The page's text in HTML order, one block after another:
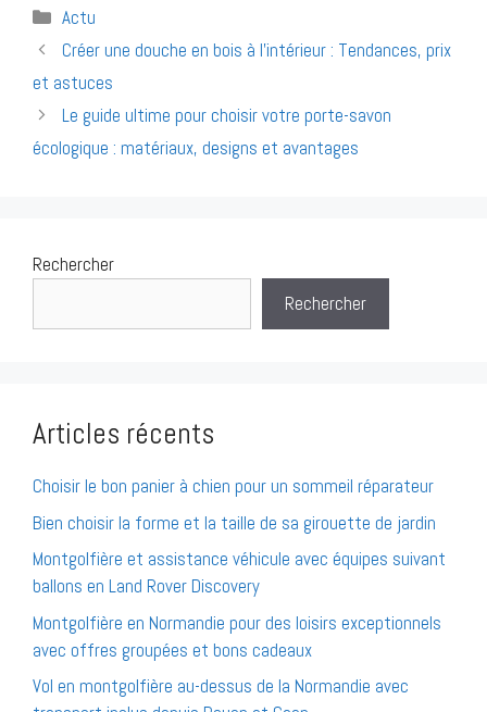
Catégories
Actu
Navigation
des
Créer une douche en bois à l’intérieur : Tendances, prix
et astuces
Le guide ultime pour choisir votre porte-savon
écologique : matériaux, designs et avantages
Rechercher
Rechercher
Articles récents
Choisir le bon panier à chien pour un sommeil réparateur
Bien choisir la forme et la taille de sa girouette de jardin
Montgolfière et assistance véhicule avec équipes suivant
ballons en Land Rover Discovery
Montgolfière en Normandie pour des loisirs exceptionnels
avec offres groupées et bons cadeaux
Vol en montgolfière au-dessus de la Normandie avec